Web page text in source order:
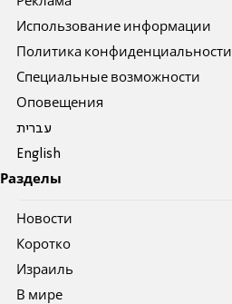
Использование информации
Политика конфиденциальности
Специальные возможности
Оповещения
עברית
English
Разделы
Новости
Коротко
Израиль
В мире